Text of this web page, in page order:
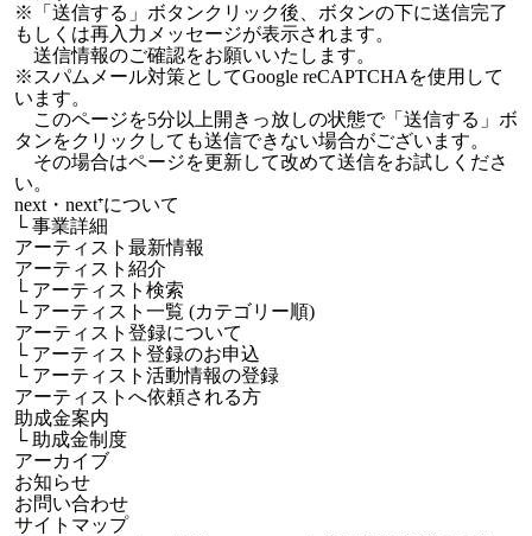
※「送信する」ボタンクリック後、ボタンの下に送信完了
もしくは再入力メッセージが表示されます。
送信情報のご確認をお願いいたします。
※スパムメール対策としてGoogle reCAPTCHAを使用して
います。
このページを5分以上開きっ放しの状態で「送信する」ボ
タンをクリックしても送信できない場合がございます。
その場合はページを更新して改めて送信をお試しくださ
い。
next・next⁺について
└事業詳細
アーティスト最新情報
アーティスト紹介
└ アーティスト検索
└ アーティスト一覧 (カテゴリー順)
アーティスト登録について
└ アーティスト登録のお申込
└ アーティスト活動情報の登録
アーティストへ依頼される方
助成金案内
└ 助成金制度
アーカイブ
お知らせ
お問い合わせ
サイトマップ